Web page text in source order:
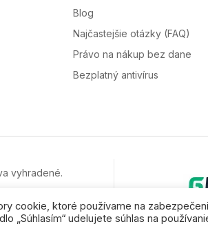
Blog
Najčastejšie otázky (FAQ)
Právo na nákup bez dane
Bezplatný antivírus
vyhradené.
cookie, ktoré používame na
„Súhlasím“ udelujete súhlas na